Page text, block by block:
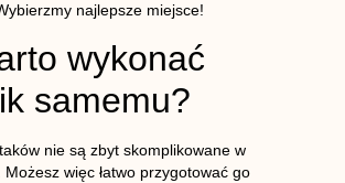
najlepsze miejsce!
wykonać
samemu?
nie są zbyt skomplikowane w
więc łatwo przygotować go